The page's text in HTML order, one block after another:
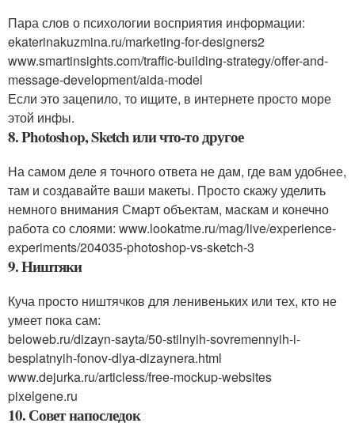
Пара слов о психологии восприятия информации:
ekaterinakuzmina.ru/marketing-for-designers2
www.smartinsights.com/traffic-building-strategy/offer-and-
message-development/aida-model
Если это зацепило, то ищите, в интернете просто море
этой инфы.
8. Photoshop, Sketch или что-то другое
На самом деле я точного ответа не дам, где вам удобнее,
там и создавайте ваши макеты. Просто скажу уделить
немного внимания Смарт объектам, маскам и конечно
работа со слоями: www.lookatme.ru/mag/live/experience-
experiments/204035-photoshop-vs-sketch-3
9. Ништяки
Куча просто ништячков для ленивеньких или тех, кто не
умеет пока сам:
beloweb.ru/dizayn-sayta/50-stilnyih-sovremennyih-i-
besplatnyih-fonov-dlya-dizaynera.html
www.dejurka.ru/articless/free-mockup-websites
pixelgene.ru
10. Совет напоследок